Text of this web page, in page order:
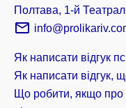
Полтава, 1-й
Як написати відгук
Як написати відгук,
Що робити, якщо